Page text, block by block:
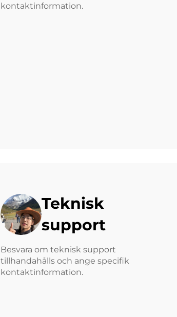
kontaktinformation.
Teknisk
support
Besvara om teknisk support
tillhandahålls och ange specifik
kontaktinformation.